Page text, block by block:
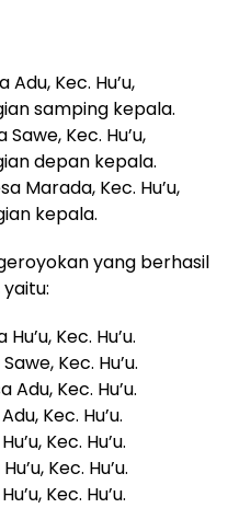
Kec. Hu’u,
samping kepala.
Kec. Hu’u,
depan kepala.
Marada, Kec. Hu’u,
kepala.
yang berhasil
Kec. Hu’u.
Kec. Hu’u.
Kec. Hu’u.
Kec. Hu’u.
Kec. Hu’u.
Kec. Hu’u.
Kec. Hu’u.